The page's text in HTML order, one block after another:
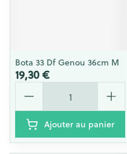
Bota 33 Df Genou 36cm M
19,30 €
Quantité
Ajouter au panier